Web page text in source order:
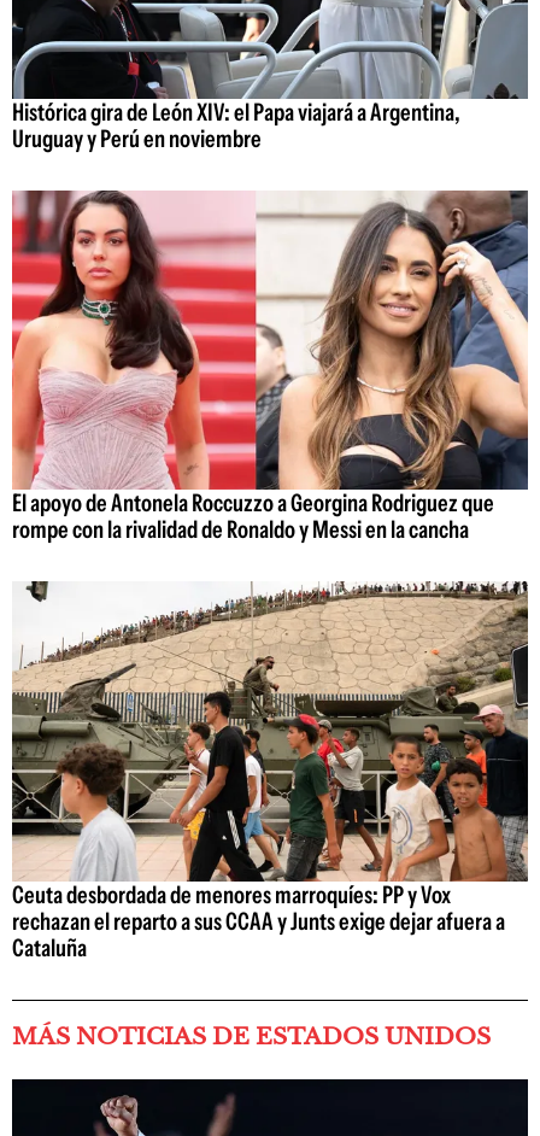
Histórica gira de León XIV: el Papa viajará a Argentina,
Uruguay y Perú en noviembre
El apoyo de Antonela Roccuzzo a Georgina Rodriguez que
rompe con la rivalidad de Ronaldo y Messi en la cancha
Ceuta desbordada de menores marroquíes: PP y Vox
rechazan el reparto a sus CCAA y Junts exige dejar afuera a
Cataluña
MÁS NOTICIAS DE ESTADOS UNIDOS